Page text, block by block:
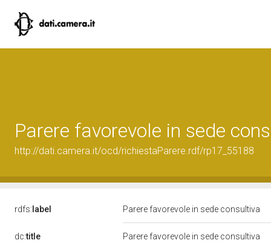
Parere favorevole in sede
http://dati.camera.it/ocd/richiestaParere.rdf/rp17_55188
rdfs: label Parere favorevole in sede consultiva
dc:title Parere favorevole in sede consultiva